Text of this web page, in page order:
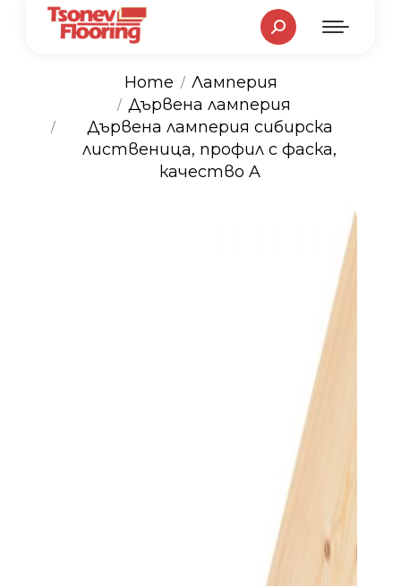
Search:
You are here:
Home
Ламперия
Дървена ламперия
Дървена ламперия сибирска
лиственица, профил с фаска,
качество A